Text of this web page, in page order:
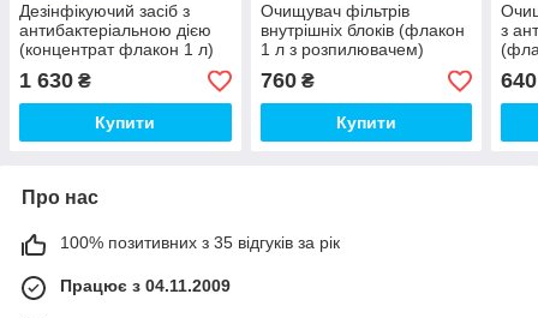
Дезінфікуючий засіб з
антибактеріальною дією
(концентрат флакон 1 л)
SaniBact AB1085.K.01
Errecom
1 630 ₴
Купити
Очищувач фільтрів
внутрішніх блоків (флакон
1 л з розпилювачем)
Chinook AB1077.K.01
Errecom
760₴
Купити
з
640
Про нас
100% позитивних з 35 відгуків за рік
Працює з 04.11.2009